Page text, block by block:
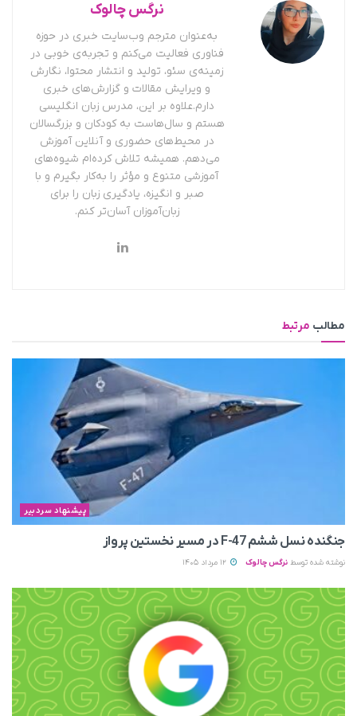
نرگس چالوک
به‌عنوان مترجم وب‌سایت خبری در حوزه
فناوری فعالیت می‌کنم و تجربه‌ی خوبی در
زمینه‌ی سئو، تولید و انتشار محتوا، نگارش
و ویرایش مقالات و گزارش‌های خبری
دارم.علاوه بر این، مدرس زبان انگلیسی
هستم و سال‌هاست به کودکان و بزرگسالان
در محیط‌های حضوری و آنلاین آموزش
می‌دهم. همیشه تلاش کرده‌ام شیوه‌های
آموزشی متنوع و مؤثر را به‌کار بگیرم و با
صبر و انگیزه، یادگیری زبان را برای
زبان‌آموزان آسان‌تر کنم.
مطالب مرتبط
پیشنهاد سردبیر
جنگنده نسل ششم F-47 در مسیر نخستین پرواز
نوشته شده توسط نرگس چالوک